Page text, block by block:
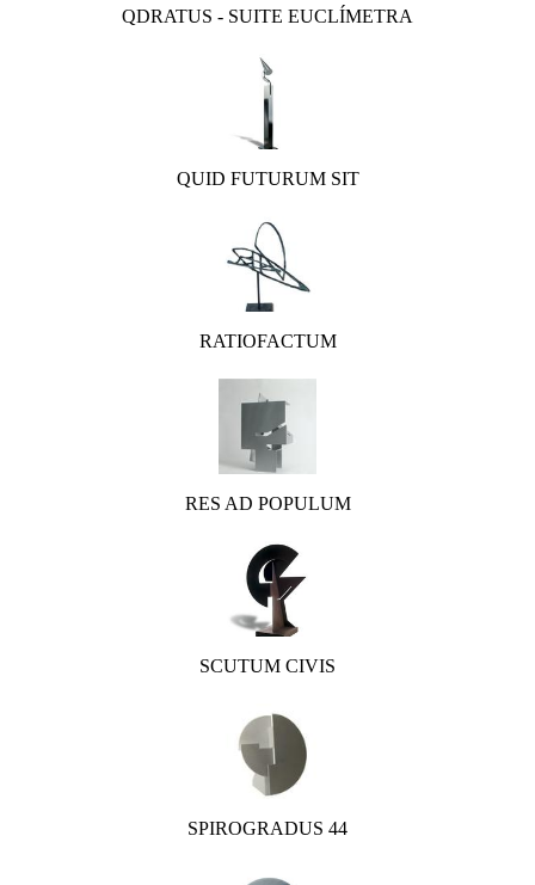
QDRATUS - SUITE EUCLÍMETRA
QUID FUTURUM SIT
RATIOFACTUM
RES AD POPULUM
SCUTUM CIVIS
SPIROGRADUS 44